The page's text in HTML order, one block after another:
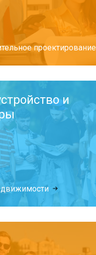
проектирование
и